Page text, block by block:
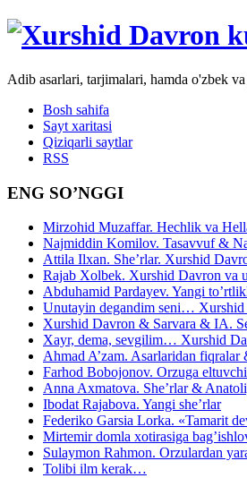
Adib asarlari, tarjimalari, hamda o'zbek
Bosh sahifa
Sayt xaritasi
Qiziqarli saytlar
RSS
ENG SO’NGGI
Mirzohid Muzaffar. Hechlik va
Najmiddin Komilov. Tasavvuf &
Attila Ilxan. She’rlar. Xurshid
Rajab Xolbek. Xurshid Davron va
Abduhamid Pardayev. Yangi
Unutayin degandim seni… Xurshid
Xurshid Davron & Sarvara & IA.
Xayr, dema, sevgilim… Xurshid
Ahmad A’zam. Asarlaridan
Farhod Bobojonov. Orzuga
Anna Axmatova. She’rlar &
Ibodat Rajabova. Yangi she’rlar
Federiko Garsia Lorka. «Tamarit
Mirtemir domla xotirasiga
Sulaymon Rahmon. Orzulardan
Tolibi ilm kerak…